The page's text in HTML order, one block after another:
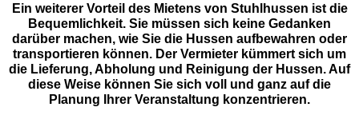
Ein weiterer Vorteil des Mietens von Stuhlhussen ist die
Bequemlichkeit. Sie müssen sich keine Gedanken
darüber machen, wie Sie die Hussen aufbewahren oder
transportieren können. Der Vermieter kümmert sich um
die Lieferung, Abholung und Reinigung der Hussen. Auf
diese Weise können Sie sich voll und ganz auf die
Planung Ihrer Veranstaltung konzentrieren.